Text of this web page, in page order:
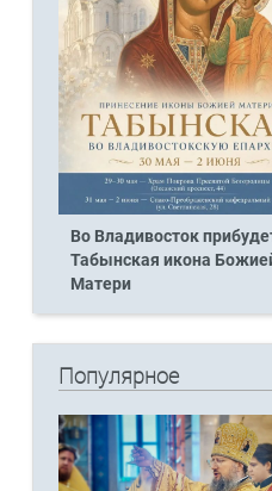
Во Владивосток
Табынская икона
Матери
Популярное